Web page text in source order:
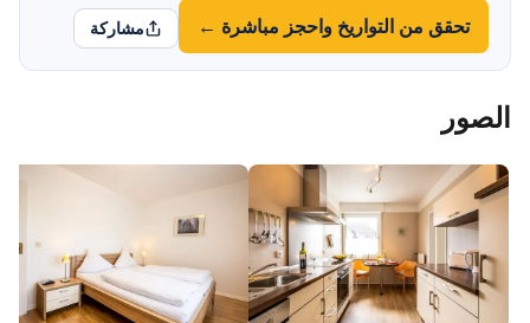
تحقق من التواريخ واحجز مباشرة ← مشاركة
الصور